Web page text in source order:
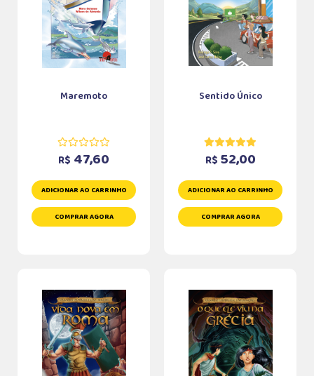
Maremoto
R$ 47,60
ADICIONAR AO CARRINHO
COMPRAR AGORA
Sentido Único
R$ 52,00
ADICIONAR AO CARRINHO
COMPRAR AGORA